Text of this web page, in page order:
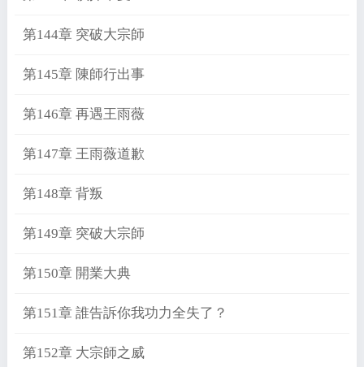
第144章 突破大宗師
第145章 陳師行出事
第146章 再遇王雨薇
第147章 王雨薇道歉
第148章 背叛
第149章 突破大宗師
第150章 開業大典
第151章 誰告訴你我功力全失了？
第152章 大宗師之威